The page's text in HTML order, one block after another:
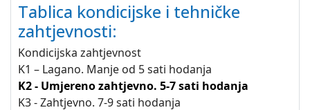
Tablica kondicijske i tehničke
zahtjevnosti:
Kondicijska zahtjevnost
K1 – Lagano. Manje od 5 sati hodanja
K2 - Umjereno zahtjevno. 5-7 sati hodanja
K3 - Zahtjevno. 7-9 sati hodanja